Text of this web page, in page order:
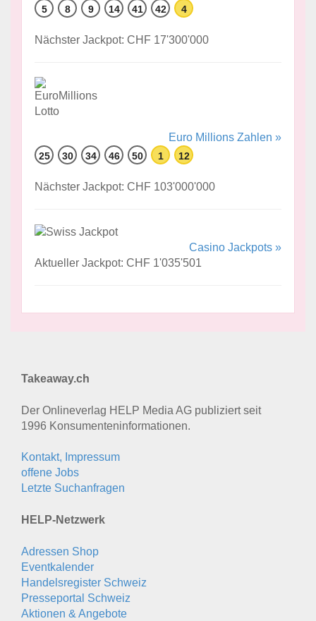
5 8 9 14 41 42 4
Nächster Jackpot: CHF 17'300'000
Euro Millions Zahlen »
25 30 34 46 50 1 12
Nächster Jackpot: CHF 103'000'000
Casino Jackpots »
Aktueller Jackpot: CHF 1'035'501
Takeaway.ch
Der Onlineverlag HELP Media AG publiziert seit
1996 Konsumenten­informationen.
Kontakt, Impressum
offene Jobs
Letzte Suchanfragen
HELP-Netzwerk
Adressen Shop
Eventkalender
Handelsregister Schweiz
Presseportal Schweiz
Aktionen & Angebote